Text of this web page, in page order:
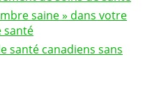
saine » dans votre
santé
santé canadiens sans